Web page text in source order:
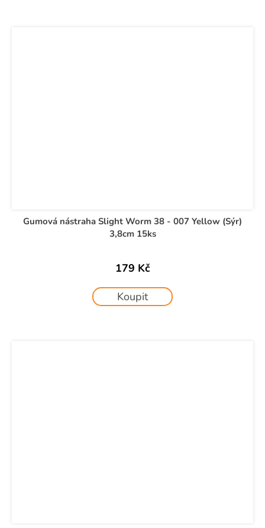
Gumová nástraha Slight Worm 38 - 007 Yellow (Sýr)
3,8cm 15ks
179 Kč
Koupit